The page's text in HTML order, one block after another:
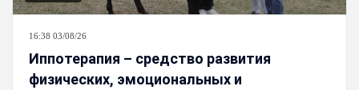
16:38 03/08/26
Иппотерапия – средство развития
физических, эмоциональных и